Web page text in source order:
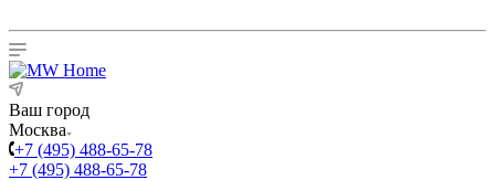
Ваш город
Москва
+7 (495) 488-65-78
+7 (495) 488-65-78